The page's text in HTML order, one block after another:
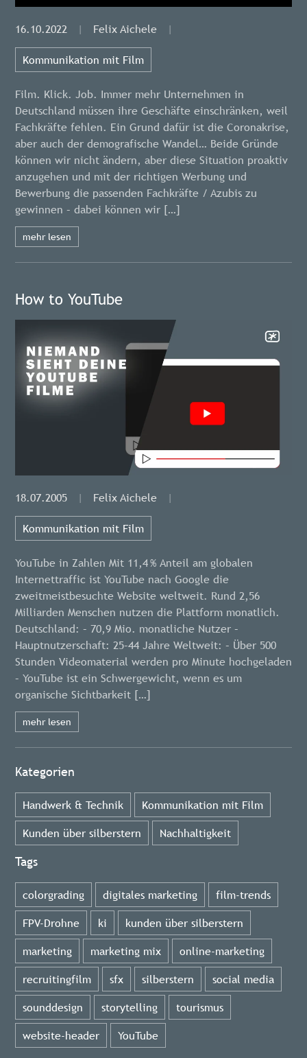
16.10.2022 | Felix Aichele |
Kommunikation mit Film
Film. Klick. Job. Immer mehr Unternehmen in
Deutschland müssen ihre Geschäfte einschränken, weil
Fachkräfte fehlen. Ein Grund dafür ist die Coronakrise,
aber auch der demografische Wandel… Beide Gründe
können wir nicht ändern, aber diese Situation proaktiv
anzugehen und mit der richtigen Werbung und
Bewerbung die passenden Fachkräfte / Azubis zu
gewinnen – dabei können wir […]
mehr lesen
How to YouTube
18.07.2005 | Felix Aichele |
Kommunikation mit Film
YouTube in Zahlen Mit 11,4 % Anteil am globalen
Internettraffic ist YouTube nach Google die
zweitmeistbesuchte Website weltweit. Rund 2,56
Milliarden Menschen nutzen die Plattform monatlich.
Deutschland: – 70,9 Mio. monatliche Nutzer –
Hauptnutzerschaft: 25–44 Jahre Weltweit: – Über 500
Stunden Videomaterial werden pro Minute hochgeladen
– YouTube ist ein Schwergewicht, wenn es um
organische Sichtbarkeit […]
mehr lesen
Kategorien
Handwerk & Technik
Kommunikation mit Film
Kunden über silberstern
Nachhaltigkeit
Tags
colorgrading digitales marketing
film-trends
FPV-Drohne
ki
kunden über silberstern
marketing
marketing mix
online-marketing
recruitingfilm
sfx silberstern
social media
sounddesign
storytelling
tourismus
website-header
YouTube